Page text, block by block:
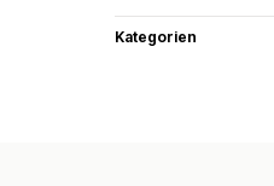
Kategorien